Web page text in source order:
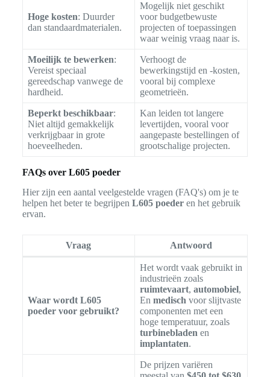
Hoge kosten: Duurder
dan standaardmaterialen.
Mogelijk niet geschikt
voor budgetbewuste
projecten of toepassingen
waar weinig vraag naar is.
Moeilijk te bewerken:
Vereist speciaal
gereedschap vanwege de
hardheid.
Verhoogt de
bewerkingstijd en -kosten,
vooral bij complexe
geometrieën.
Beperkt beschikbaar:
Niet altijd gemakkelijk
verkrijgbaar in grote
hoeveelheden.
Kan leiden tot langere
levertijden, vooral voor
aangepaste bestellingen of
grootschalige projecten.
FAQs over L605 poeder
Hier zijn een aantal veelgestelde vragen (FAQ's) om je te
helpen het beter te begrijpen L605 poederen het gebruik
ervan.
Vraag Antwoord
Waar wordt L605
poeder voor gebruikt?
Het wordt vaak gebruikt in
industrieën zoals
ruimtevaart, automobiel,
En medisch voor slijtvaste
componenten met een
hoge temperatuur, zoals
turbinebladen en
implantaten.
De prijzen variëren